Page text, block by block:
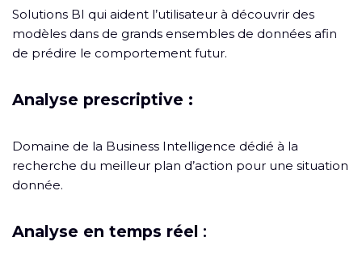
Solutions BI qui aident l’utilisateur à découvrir des
modèles dans de grands ensembles de données afin
de prédire le comportement futur.
Analyse prescriptive :
Domaine de la Business Intelligence dédié à la
recherche du meilleur plan d’action pour une situation
donnée.
Analyse en temps réel :